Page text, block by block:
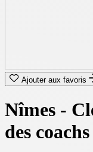
Ajouter aux favoris
Nîmes -
des coachs